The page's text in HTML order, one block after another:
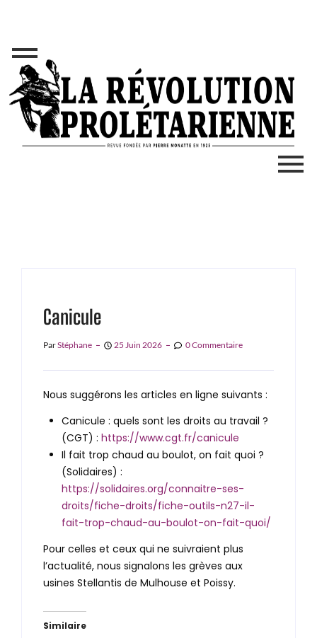
Canicule
ParStéphane 25 Juin 2026 0 Commentaire
Nous suggérons les articles en ligne suivants :
Canicule : quels sont les droits au travail ?
(CGT) : https://www.cgt.fr/canicule
Il fait trop chaud au boulot, on fait quoi ?
(Solidaires) :
https://solidaires.org/connaitre-ses-
droits/fiche-droits/fiche-outils-n27-il-
fait-trop-chaud-au-boulot-on-fait-quoi/
Pour celles et ceux qui ne suivraient plus
l’actualité, nous signalons les grèves aux
usines Stellantis de Mulhouse et Poissy.
Similaire